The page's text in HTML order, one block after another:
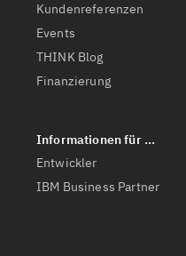
Kundenreferenzen
Events
THINK Blog
Finanzierung
Entwickler
IBM Business Partner